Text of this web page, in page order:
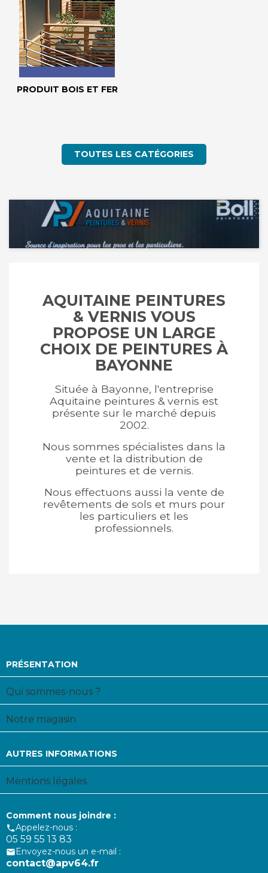
PRODUIT BOIS ET FER
TOUTES LES CATÉGORIES
AQUITAINE PEINTURES
& VERNIS VOUS
PROPOSE UN LARGE
CHOIX DE PEINTURES À
BAYONNE
Située à Bayonne, l'entreprise
Aquitaine peintures & vernis est
présente sur le marché depuis
2002.
Nous sommes spécialistes dans la
vente et la distribution de
peintures et de vernis.
Nous effectuons aussi la vente de
revêtements de sols et murs pour
les particuliers et les
professionnels.
PRÉSENTATION
Qui sommes-nous ?
Notre magasin
AUTRES INFORMATIONS
Mentions légales
Comment nous joindre :
Appelez-nous :
05 59 55 13 83
Envoyez-nous un e-mail :
contact@apv64.fr